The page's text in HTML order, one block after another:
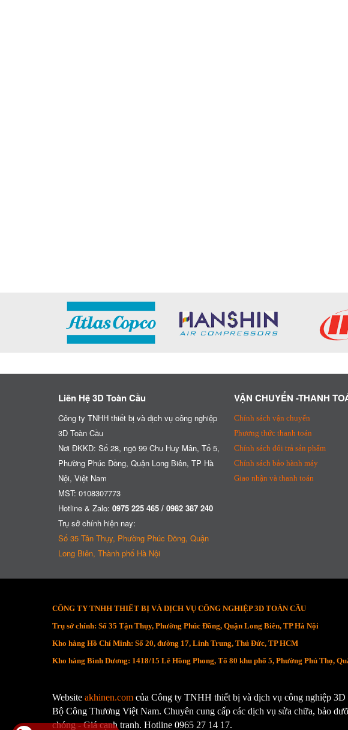
Liên Hệ 3D Toàn Cầu
Công ty TNHH thiết bị và dịch vụ công nghiệp
3D Toàn Cầu
Nơi ĐKKD: Số 28, ngõ 99 Chu Huy Mân, Tổ 5,
Phường Phúc Đồng, Quận Long Biên, TP Hà
Nội, Việt Nam
MST: 0108307773
Hotline & Zalo: 0975 225 465 / 0982 387 240
Trụ sở chính hiện nay:
Số 35 Tân Thụy, Phường Phúc Đồng, Quận
Long Biên, Thành phố Hà Nội
VẬN CHUYỂN -THANH
Chính sách vận chuyển
Phương thức thanh toán
Chính sách đổi trả sản phẩm
Chính sách bảo hành máy
Giao nhận và thanh toán
CÔNG TY TNHH THIẾT BỊ VÀ DỊCH VỤ CÔNG NGHIỆP 3D TOÀN CẦU
Trụ sở chính: Số 35 Tận Thụy, Phường Phúc Đồng, Quận Long Biên, TP Hà Nội
Kho hàng Hồ Chí Minh: Số 20, đường 17, Linh Trung, Thủ Đức, TP HCM
Kho hàng Bình Dương: 1418/15 Lê Hồng Phong, Tổ 80 khu phố 5, Phường Phú Thọ,
Website akhinen.com của Công ty TNHH thiết bị và dịch vụ công nghiệp
Bộ Công Thương Việt Nam. Chuyên cung cấp các dịch vụ sửa chữa, bảo
chóng - Giá cạnh tranh. Hotline 0965 27 14 17.